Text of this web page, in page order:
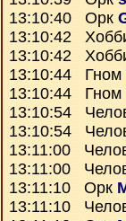
13:10:40 Орк
13:10:42
13:10:42
13:10:44 Гном
13:10:44 Гном
13:10:54
13:10:54
13:11:00
13:11:00
13:11:10 Орк
13:11:10